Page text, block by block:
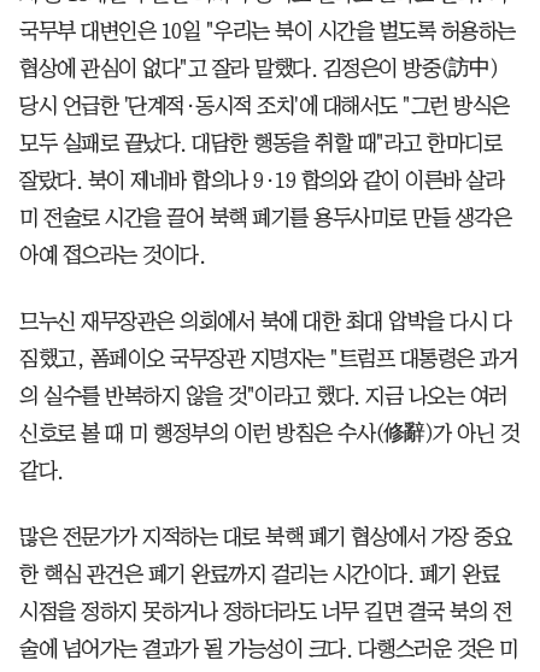
국무부 대변인은 10일 "우리는 북이 시간을 벌도록 허용하는
협상에 관심이 없다"고 잘라 말했다. 김정은이 방중(訪中)
당시 언급한 '단계적·동시적 조치'에 대해서도 "그런 방식은
모두 실패로 끝났다. 대담한 행동을 취할 때"라고 한마디로
잘랐다. 북이 제네바 합의나 9·19 합의와 같이 이른바 살라
미 전술로 시간을 끌어 북핵 폐기를 용두사미로 만들 생각은
아예 접으라는 것이다.
므누신 재무장관은 의회에서 북에 대한 최대 압박을 다시 다
짐했고, 폼페이오 국무장관 지명자는 "트럼프 대통령은 과거
의 실수를 반복하지 않을 것"이라고 했다. 지금 나오는 여러
신호로 볼 때 미 행정부의 이런 방침은 수사(修辭)가 아닌 것
같다.
많은 전문가가 지적하는 대로 북핵 폐기 협상에서 가장 중요
한 핵심 관건은 폐기 완료까지 걸리는 시간이다. 폐기 완료
시점을 정하지 못하거나 정하더라도 너무 길면 결국 북의 전
술에 넘어가는 결과가 될 가능성이 크다. 다행스러운 것은 미